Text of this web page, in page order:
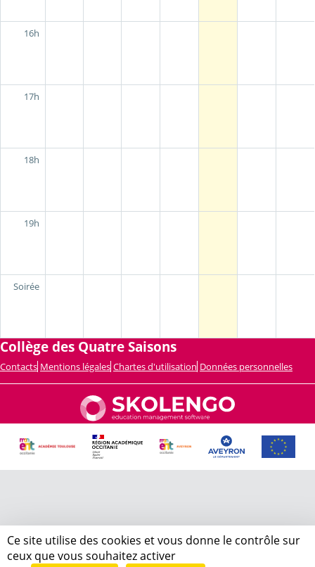
16h
17h
18h
19h
Soirée
Collège des Quatre Saisons
Contacts Mentions légales Chartes d'utilisation Données personnelles
Ce site utilise des cookies et vous donne le contrôle sur
ceux que vous souhaitez activer